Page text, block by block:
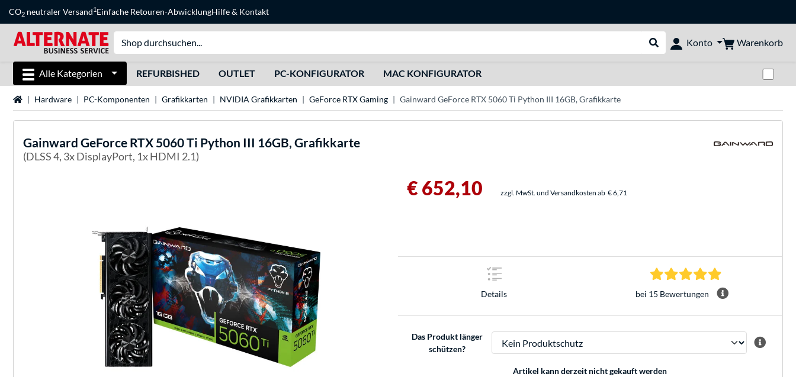
CO2 neutraler Versand1Einfache Retouren-AbwicklungHilfe& Kontakt
Suche durchführen
Konto Warenkorb
Alle Kategorien REFURBISHED OUTLET PC-KONFIGURATOR MAC KONFIGURATOR
StartseiteHardware PC-Komponenten Grafikkarten NVIDIA Grafikkarten GeForce RTX Gaming Gainward GeForce RTX 5060 Ti Python III 16GB, Grafikkarte
Gainward GeForce RTX 5060 Ti Python III 16GB, Grafikkarte
(DLSS 4, 3x DisplayPort, 1x HDMI 2.1)
€ 652,10 zzgl. MwSt. und Versandkosten ab € 6,71
Details
5.0 Sterne bei 15
bei 15 Bewertungen
Das Produkt länger
schützen?
Artikel kann derzeit nicht gekauft werden